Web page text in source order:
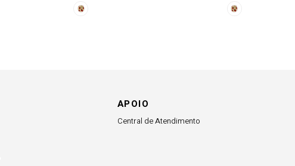
Chiffon Morango
APOIO
Central de Atendimento